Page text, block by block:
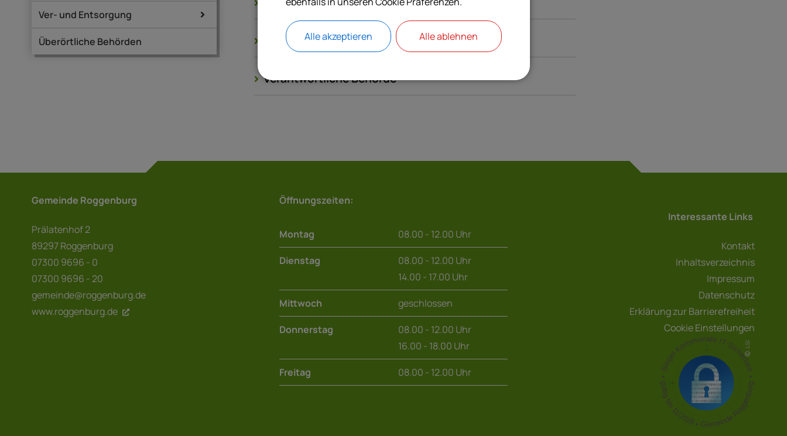
Ver- und Entsorgung
Überörtliche Behörden Besondere Hinweise
Verantwortliche Behörde
Gemeinde Roggenburg
Prälatenhof 2
89297 Roggenburg
07300 9696 - 0
07300 9696 - 20
gemeinde@roggenburg.de
www.roggenburg.de
Öffnungszeiten:
Montag 08.00 - 12.00 Uhr
Dienstag
08.00 - 12.00 Uhr
14.00 - 17.00 Uhr
Mittwoch geschlossen
Donnerstag
08.00 - 12.00 Uhr
16.00 - 18.00 Uhr
Freitag 08.00 - 12.00 Uhr
Interessante Links
Kontakt
Inhaltsverzeichnis
Impressum
Datenschutz
Erklärung zur Barrierefreiheit
Cookie Einstellungen
LSI
Alle akzeptieren Alle ablehnen